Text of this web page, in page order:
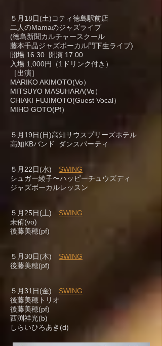
５月18日(土)コティ徳島駅前店
二人のMamaのジャズライブ
(徳島新聞カルチャースクール
藤本千晶ジャズボーカル門下生ライブ)
開場 16:30 開演 17:00
入場 1,000円（1ドリンク付き）
［出演］
MARIKO AKIMOTO(Vo）
MITSUYO MASUHARA(Vo）
CHIAKI FUJIMOTO(Guest Vocal）
MIHO GOTO(Pf）
５月19日(日)高知サウスプリーズホテル
高知KBバンド ダンスパーティ
５月22日(水) SWING
シュガー綾子〜ハッピーチュウズディ
ジャズボーカルレッスン
５月25日(土) SWING
未侑(vo)
後藤美穂(pf)
５月30日(木) SWING
後藤美穂(pf)
５月31日(金) SWING
後藤美穂トリオ
後藤美穂(pf)
西渕祥光(b)
しらいひろあき(d)​